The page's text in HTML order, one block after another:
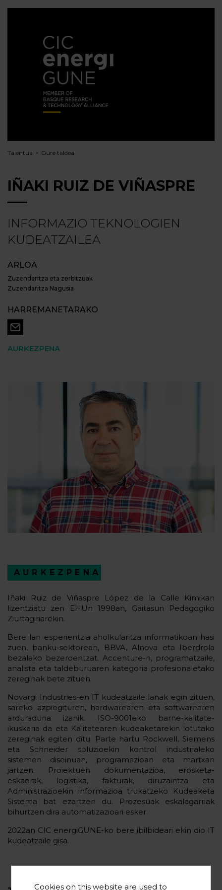
Talentua Gure taldea
IÑAKI RUIZ DE VIÑASPRE
INFORMAZIO TEKNOLOGIEN
KUDEATZAILEA
ARLOA
Zuzendaritza eta zerbitzuak
Zuzendaritza Nagusia
HARREMANETARAKO
AURKEZPENA
AURKEZPENA
Iñaki Ruiz de Viñaspre López de la Calle Kimikan
lizentziatu zen EHUn 1998an, Gaitasun Pedagogiko
Ziurtagiriarekin.
Bere lan esperientzia aholkularitza informatikoan hasi
zuen, banku-sektorean, BBVA, Alnova eta Iberdrola
bezalako bezeroentzat. Accenture-n, programatzaile,
analista eta taldeburuaren kategoria profesionaletako
zereginak bete zituen.
Novargi Industries-en IT kudeatzaile lanak egin zituen,
sareko azpiegituren, hardwarearen eta softwarearen
arduraduna izanik. ISO-9001eko barne-kalitate-
ikuskaria da eta Kalitatearen kudeaketarekin lotutako
zereginak egiten ditu. Parte hartu Rockwell, Siemens
eta Schneider soluzioekin kontrol industrialeko
sistemen diseinuan, programazioan eta martxan
jartzen. Proiektuen dokumentazioa, erosketa-
eskaerak, logistika, fakturak, diruzaintza eta
Administrazioekin informazioa trukatzeko Kudeaketa
Sistema bat ezartzen du. Prozesuak eskalagarriak
bihurtzen dira automatizazioari esker.
2022an CIC energiGUNE-ko bere ibilbideari ekin dio IT
kudeatzaile gisa.
Cookies on this website are used to